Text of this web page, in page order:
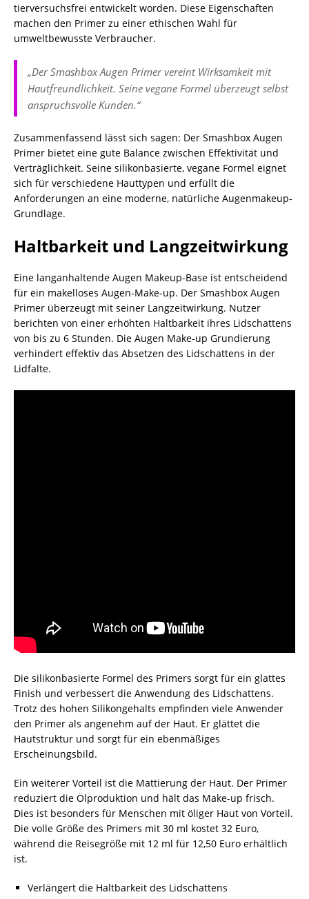
tierversuchsfrei entwickelt worden. Diese Eigenschaften
machen den Primer zu einer ethischen Wahl für
umweltbewusste Verbraucher.
„Der Smashbox Augen Primer vereint Wirksamkeit mit
Hautfreundlichkeit. Seine vegane Formel überzeugt selbst
anspruchsvolle Kunden.“
Zusammenfassend lässt sich sagen: Der Smashbox Augen
Primer bietet eine gute Balance zwischen Effektivität und
Verträglichkeit. Seine silikonbasierte, vegane Formel eignet
sich für verschiedene Hauttypen und erfüllt die
Anforderungen an eine moderne, natürliche Augenmakeup-
Grundlage.
Haltbarkeit und Langzeitwirkung
Eine langanhaltende Augen Makeup-Base ist entscheidend
für ein makelloses Augen-Make-up. Der Smashbox Augen
Primer überzeugt mit seiner Langzeitwirkung. Nutzer
berichten von einer erhöhten Haltbarkeit ihres Lidschattens
von bis zu 6 Stunden. Die Augen Make-up Grundierung
verhindert effektiv das Absetzen des Lidschattens in der
Lidfalte.
Die silikonbasierte Formel des Primers sorgt für ein glattes
Finish und verbessert die Anwendung des Lidschattens.
Trotz des hohen Silikongehalts empfinden viele Anwender
den Primer als angenehm auf der Haut. Er glättet die
Hautstruktur und sorgt für ein ebenmäßiges
Erscheinungsbild.
Ein weiterer Vorteil ist die Mattierung der Haut. Der Primer
reduziert die Ölproduktion und hält das Make-up frisch.
Dies ist besonders für Menschen mit öliger Haut von Vorteil.
Die volle Größe des Primers mit 30 ml kostet 32 Euro,
während die Reisegröße mit 12 ml für 12,50 Euro erhältlich
ist.
Verlängert die Haltbarkeit des Lidschattens